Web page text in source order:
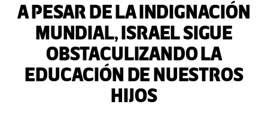
A PESAR DE LA INDIGNACIÓN
MUNDIAL, ISRAEL SIGUE
OBSTACULIZANDO LA
EDUCACIÓN DE NUESTROS
HIJOS